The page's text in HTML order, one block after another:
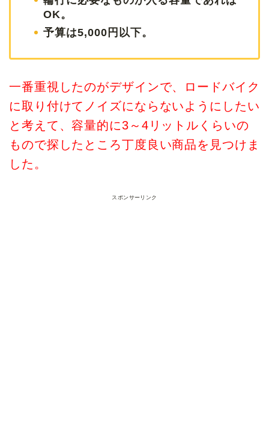
OK。
予算は5,000円以下。
一番重視したのがデザインで、ロードバイク
に取り付けてノイズにならないようにしたい
と考えて、容量的に3～4リットルくらいの
もので探したところ丁度良い商品を見つけま
した。
スポンサーリンク